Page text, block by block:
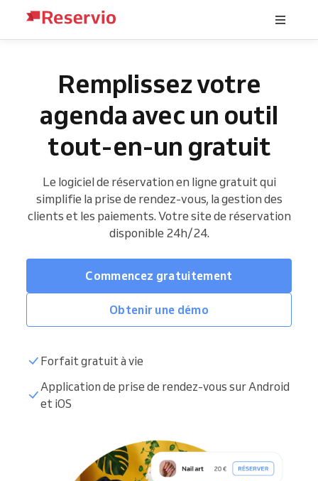
Remplissez votre
agenda avec un outil
tout-en-un gratuit
Le logiciel de réservation en ligne gratuit qui
simplifie la prise de rendez-vous, la gestion des
clients et les paiements. Votre site de réservation
disponible 24h/24.
Commencez gratuitement
Obtenir une démo
Forfait gratuit à vie
Application de prise de rendez-vous sur Android
et iOS